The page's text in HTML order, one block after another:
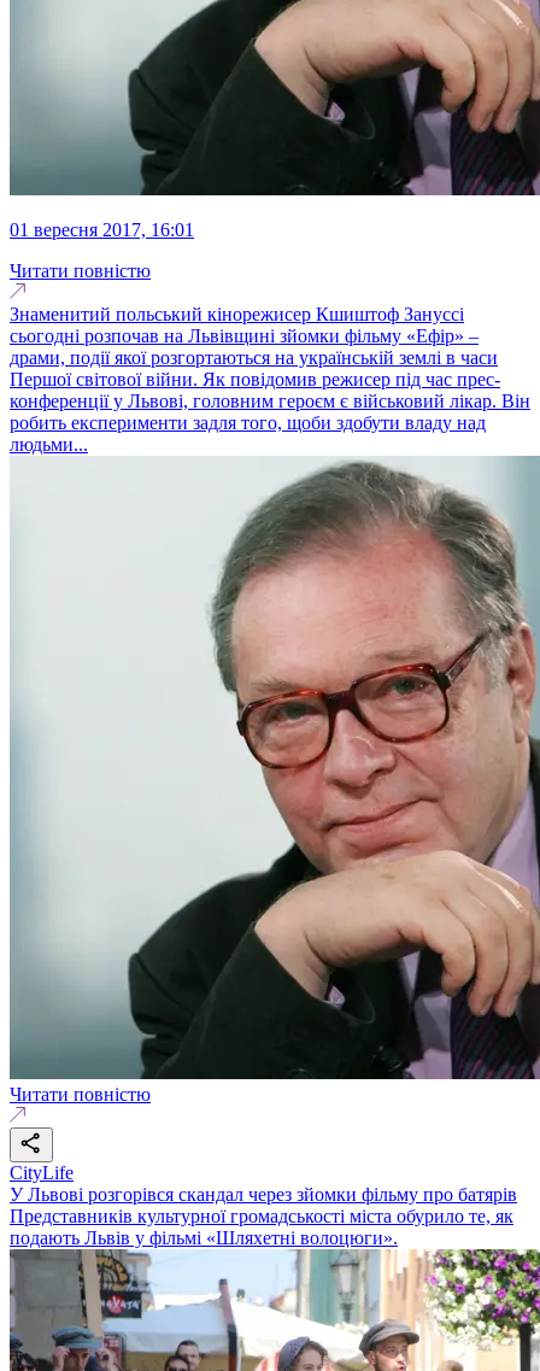
01 вересня 2017, 16:01
Читати повністю
Знаменитий польський кінорежисер Кшиштоф Зануссі
сьогодні розпочав на Львівщині зйомки фільму «Ефір» –
драми, події якої розгортаються на українській землі в часи
Першої світової війни. Як повідомив режисер під час прес-
конференції у Львові, головним героєм є військовий лікар. Він
робить експерименти задля того, щоби здобути владу над
людьми...
Читати повністю
CityLife
У Львові розгорівся скандал через зйомки фільму про батярів
Представників культурної громадськості міста обурило те, як
подають Львів у фільмі «Шляхетні волоцюги».